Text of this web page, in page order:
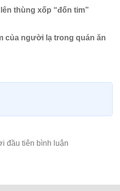
thùng xốp “đốn tim”
của người lạ trong quán ăn